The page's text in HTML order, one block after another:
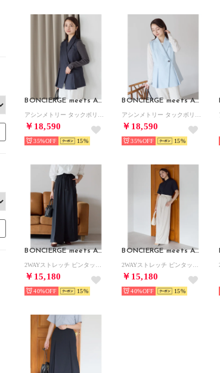
BONCIERGE meets Audire
￥18,590
35% 15
BONCIERGE meets Audire
￥18,590
35% 15
BONCIERGE meets Audire
￥15,180
40% 15
BONCIERGE meets Audire
￥15,180
40% 15